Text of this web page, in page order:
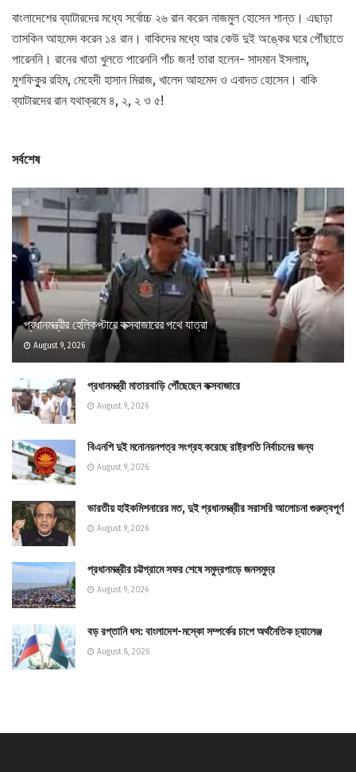
বাংলাদেশের ব্যাটারদের মধ্যে সর্বোচ্চ ২৬ রান করেন নাজমুল হোসেন শান্ত। এছাড়া
তাসকিন আহমেদ করেন ১৪ রান। বাকিদের মধ্যে আর কেউ দুই অঙ্কের ঘরে পৌঁছাতে
পারেননি। রানের খাতা খুলতে পারেননি পাঁচ জন! তারা হলেন- সাদমান ইসলাম,
মুশফিকুুর রহিম, মেহেদী হাসান মিরাজ, খালেদ আহমেদ ও এবাদত হোসেন। বাকি
ব্যাটারদের রান যথাক্রমে ৪, ২, ২ ও ৫!
সর্বশেষ
প্রধানমন্ত্রীর হেলিকপ্টারে কক্সবাজারের পথে যাত্রা
August 9, 2026
প্রধানমন্ত্রী মাতারবাড়ি পৌঁছেছেন কক্সবাজারে
August 9, 2026
বিএনপি দুই মনোনয়নপত্র সংগ্রহ করেছে রাষ্ট্রপতি নির্বাচনের জন্য
August 9, 2026
ভারতীয় হাইকমিশনারের মত, দুই প্রধানমন্ত্রীর সরাসরি আলোচনা গুরুত্বপূর্ণ
August 9, 2026
প্রধানমন্ত্রীর চট্টগ্রামে সফর শেষে সমুদ্রপাড়ে জনসমুদ্র
August 9, 2026
বড় রপ্তানি ধস: বাংলাদেশ-মস্কো সম্পর্কের চাপে অর্থনৈতিক চ্যালেঞ্জ
August 8, 2026